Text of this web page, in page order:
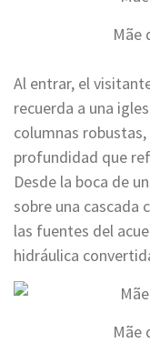
Mãe
Al entrar, el
recuerda a una
columnas
profundidad que
Desde la boca de
sobre una cascada
las fuentes del
hidráulica
Mãe